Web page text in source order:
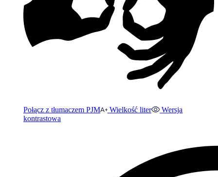
Połącz z tłumaczem PJM Wielkość liter
Wersja
kontrastowa